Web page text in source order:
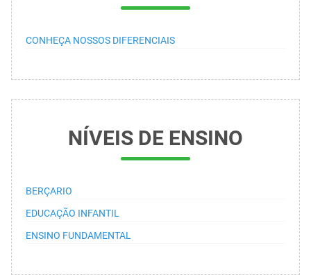
CONHEÇA NOSSOS DIFERENCIAIS
NÍVEIS DE ENSINO
BERÇARIO
EDUCAÇÃO INFANTIL
ENSINO FUNDAMENTAL